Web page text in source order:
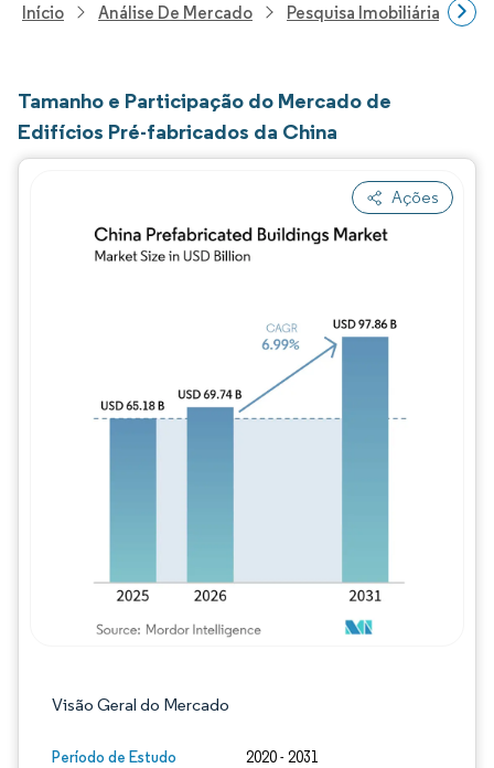
Início Análise De Mercado Pesquisa Imobiliária E De
Tamanho e Participação do Mercado de
Edifícios Pré-fabricados da China
Ações
Visão Geral do Mercado
Período de Estudo 2020 - 2031